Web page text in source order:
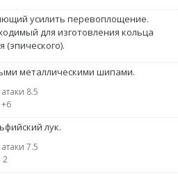
усилить перевоплощение.
для изготовления кольца
металлическими шипами.
8.5
лук.
7.5
2